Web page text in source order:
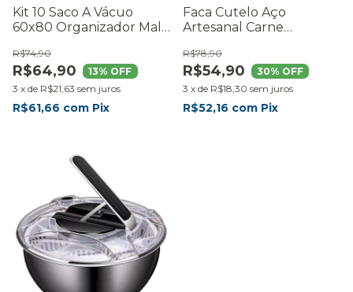
Kit 10 Saco A Vácuo
60x80 Organizador Mala
Edredom Cobertor
Casaco Com Bomba
R$64,90
R$74,90
13% OFF
3 x de R$21,63 sem juros
R$61,66 com Pix
Faca Cutelo Aço
Artesanal Carne
Preto
R$54,90
R$78,90
30% OFF
3 x de R$18,30 sem juros
R$52,16 com Pix